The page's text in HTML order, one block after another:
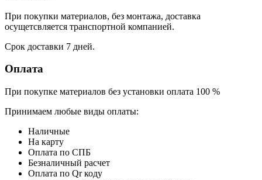
При покупки материалов, без монтажа, доставка
осущетсвляется транспортной компанией.
Срок доставки 7 дней.
Оплата
При покупке материалов без установки оплата 100 %
Принимаем любые виды оплаты:
Наличные
На карту
Оплата по СПБ
Безналичный расчет
Оплата по Qr коду